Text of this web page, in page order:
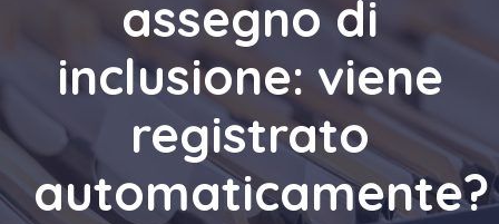
assegno di
inclusione: viene
registrato
automaticamente?